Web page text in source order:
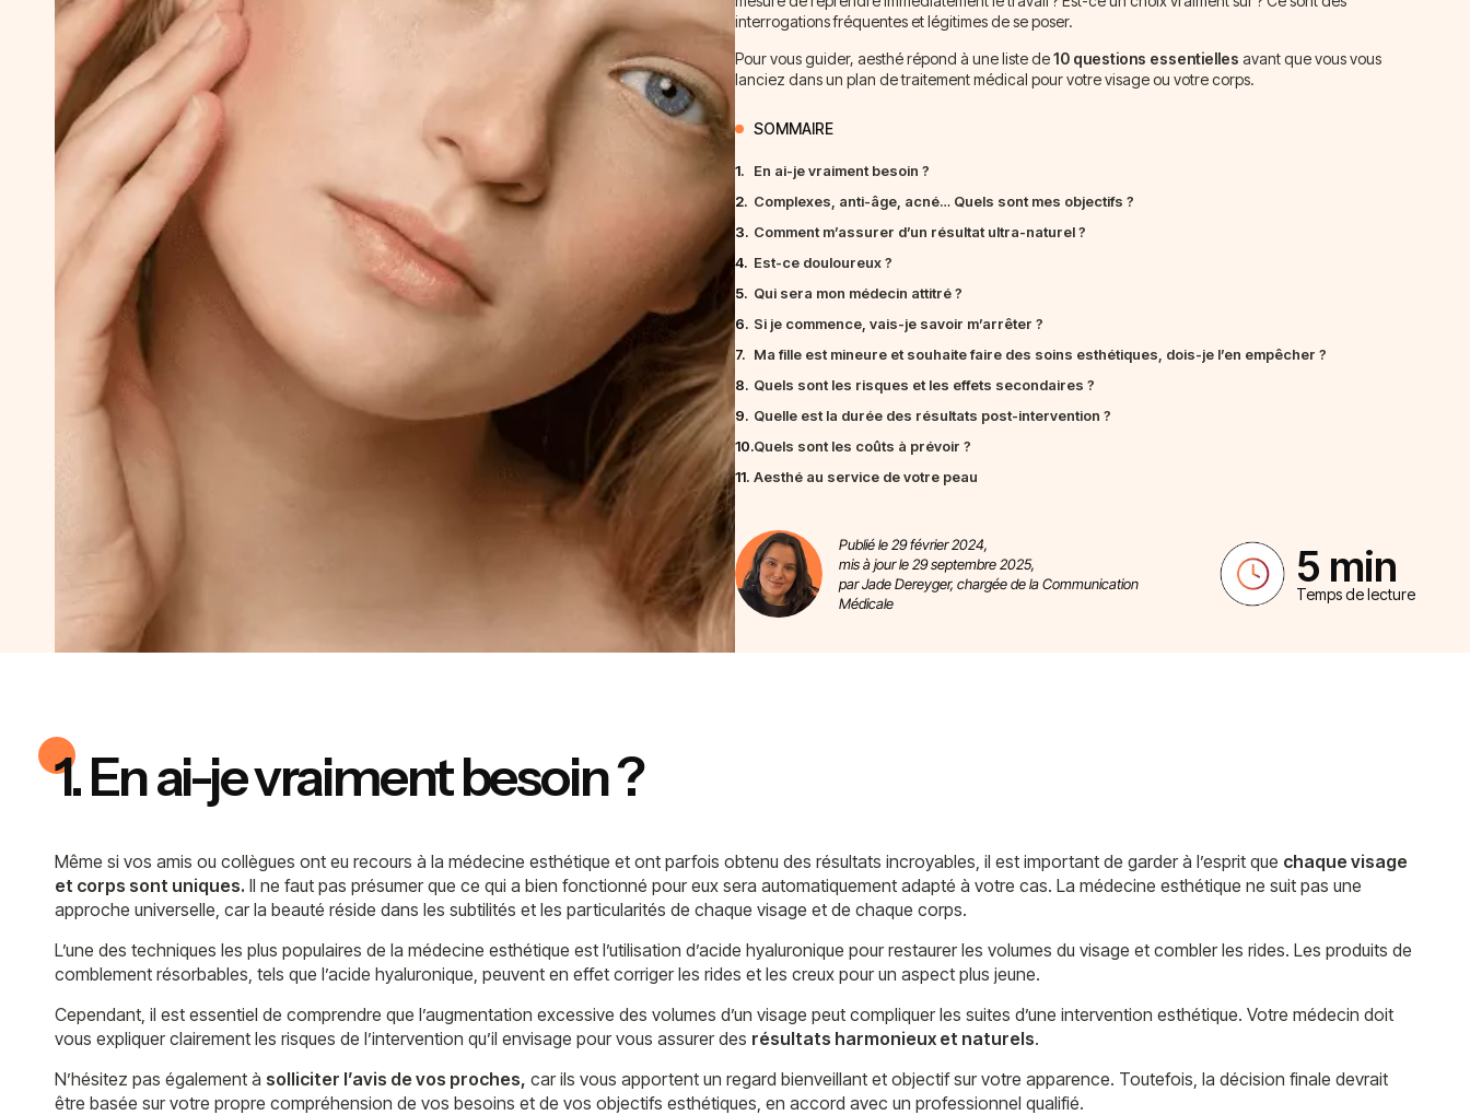
interrogations fréquentes et légitimes de se poser.
Pour vous guider, aesthé répond à une liste de10 questions essentielles avant que vous vous
lanciez dans un plan de traitement médical pour votre visage ou votre corps.
SOMMAIRE
1.
En ai-je vraiment besoin ?
2. Complexes, anti-âge, acné… Quels sont mes objectifs ?
3. Comment m’assurer d’un résultat ultra-naturel ?
4. Est-ce douloureux ?
5. Qui sera mon médecin attitré ?
6. Si je commence, vais-je savoir m’arrêter ?
7. Ma fille est mineure et souhaite faire des soins esthétiques, dois-je l’en empêcher ?
8. Quels sont les risques et les effets secondaires ?
9. Quelle est la durée des résultats post-intervention ?
10.Quels sont les coûts à prévoir ?
11. Aesthé au service de votre peau
Publié le 29 février 2024,
mis à jour le 29 septembre 2025,
par Jade Dereyger, chargée de la Communication
Médicale
5 min
Temps de lecture
1. En ai-je vraiment besoin ?
Même si vos amis ou collègues ont eu recours à la médecine esthétique et ont parfois obtenu des résultats incroyables, il est important de garder à l’esprit que chaque visage
et corps sont uniques. Il ne faut pas présumer que ce qui a bien fonctionné pour eux sera automatiquement adapté à votre cas. La médecine esthétique ne suit pas une
approche universelle, car la beauté réside dans les subtilités et les particularités de chaque visage et de chaque corps.
L’une des techniques les plus populaires de la médecine esthétique est l’utilisation d’acide hyaluronique pour restaurer les volumes du visage et combler les rides. Les produits de
comblement résorbables, tels que l’acide hyaluronique, peuvent en effet corriger les rides et les creux pour un aspect plus jeune.
Cependant, il est essentiel de comprendre que l’augmentation excessive des volumes d’un visage peut compliquer les suites d’une intervention esthétique. Votre médecin doit
vous expliquer clairement les risques de l’intervention qu’il envisage pour vous assurer des résultats harmonieux et naturels.
N’hésitez pas également à solliciter l’avis de vos proches, car ils vous apportent un regard bienveillant et objectif sur votre apparence. Toutefois, la décision finale devrait
être basée sur votre propre compréhension de vos besoins et de vos objectifs esthétiques, en accord avec un professionnel qualifié.